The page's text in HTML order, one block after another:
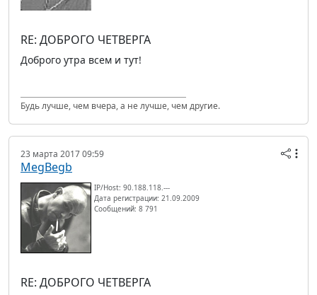
RE: ДОБРОГО ЧЕТВЕРГА
Доброго утра всем и тут!
Будь лучше, чем вчера, а не лучше, чем другие.
23 марта 2017 09:59
MegBegb
IP/Host: 90.188.118.---
Дата регистрации: 21.09.2009
Сообщений: 8 791
RE: ДОБРОГО ЧЕТВЕРГА